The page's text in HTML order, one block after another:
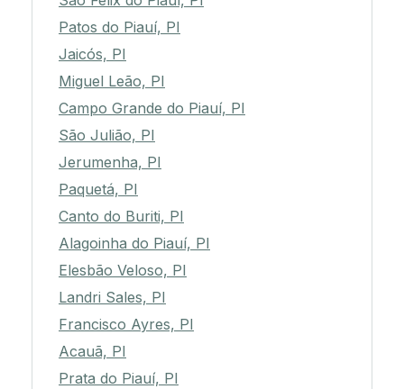
Patos do Piauí, PI
Jaicós, PI
Miguel Leão, PI
Campo Grande do Piauí, PI
São Julião, PI
Jerumenha, PI
Paquetá, PI
Canto do Buriti, PI
Alagoinha do Piauí, PI
Elesbão Veloso, PI
Landri Sales, PI
Francisco Ayres, PI
Acauã, PI
Prata do Piauí, PI